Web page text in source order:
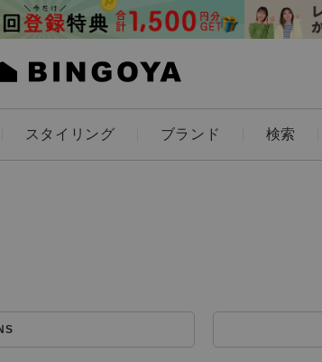
スタイリング ブランド 検索
アイテムを探す
価格